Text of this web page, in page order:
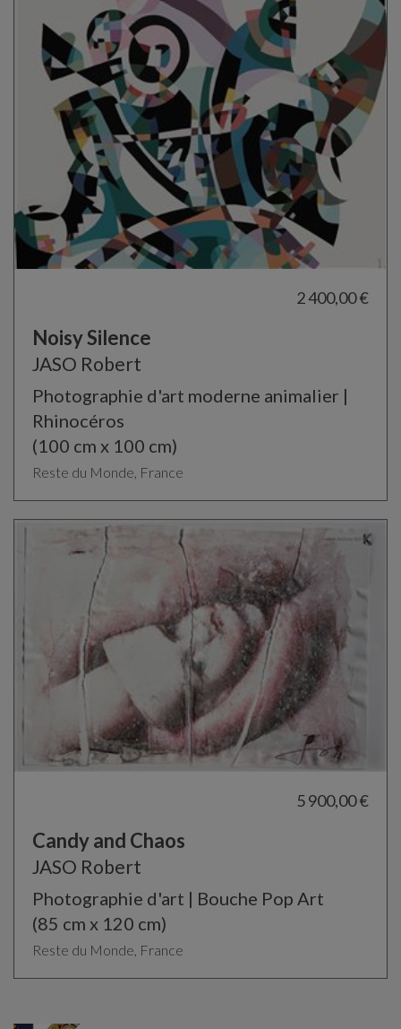
2 400,00 €
Noisy Silence
JASO Robert
Photographie d'art moderne animalier |
Rhinocéros
(100 cm x 100 cm)
Reste du Monde, France
5 900,00 €
Candy and Chaos
JASO Robert
Photographie d'art | Bouche Pop Art
(85 cm x 120 cm)
Reste du Monde, France